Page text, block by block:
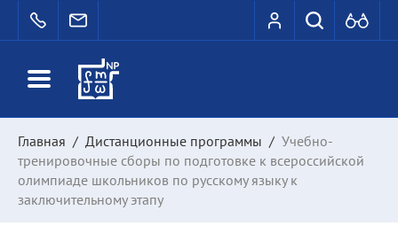
Главная / Дистанционные программы / Учебно-
тренировочные сборы по подготовке к всероссийской
олимпиаде школьников по русскому языку к
заключительному этапу